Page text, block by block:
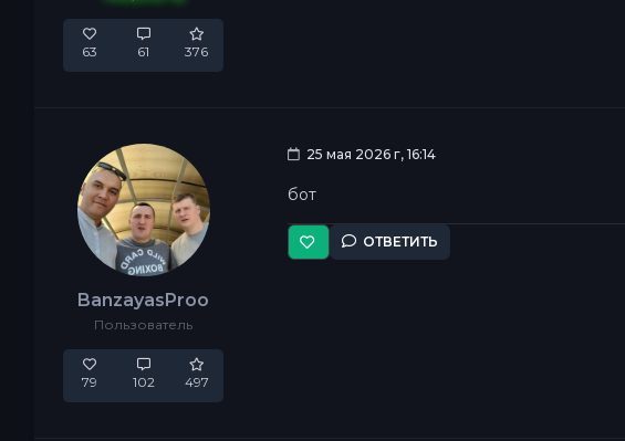
63 61 376
BanzayasProo
Пользователь
79 102 497
25 мая 2026 г, 16:14
бот
ОТВЕТИТЬ